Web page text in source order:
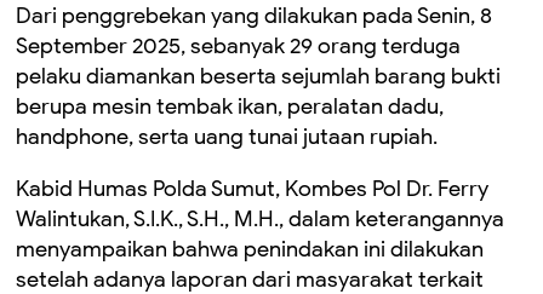
Dari penggrebekan yang dilakukan pada Senin, 8
September 2025, sebanyak 29 orang terduga
pelaku diamankan beserta sejumlah barang bukti
berupa mesin tembak ikan, peralatan dadu,
handphone, serta uang tunai jutaan rupiah.
Kabid Humas Polda Sumut, Kombes Pol Dr. Ferry
Walintukan, S.I.K., S.H., M.H., dalam keterangannya
menyampaikan bahwa penindakan ini dilakukan
setelah adanya laporan dari masyarakat terkait